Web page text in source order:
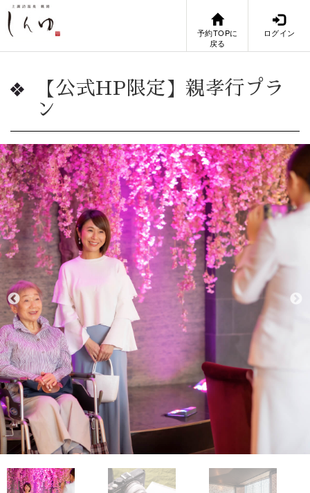
予約TOPに
戻る
ログイン
【公式HP限定】親孝行プラ
ン